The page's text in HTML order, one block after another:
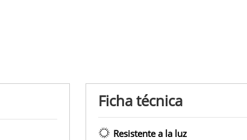
Ficha técnica
Resistente a la luz